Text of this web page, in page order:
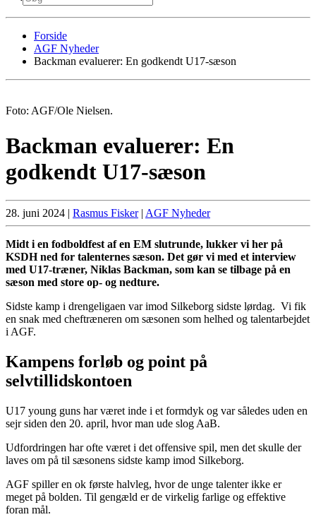
Forside
AGF Nyheder
Backman evaluerer: En godkendt U17-sæson
Foto: AGF/Ole Nielsen.
Backman evaluerer: En
godkendt U17-sæson
28. juni 2024 | Rasmus Fisker| AGF Nyheder
Midt i en fodboldfest af en EM slutrunde, lukker vi her på
KSDH ned for talenternes sæson. Det gør vi med et interview
med U17-træner, Niklas Backman, som kan se tilbage på en
sæson med store op- og nedture.
Sidste kamp i drengeligaen var imod Silkeborg sidste lørdag. Vi fik
en snak med cheftræneren om sæsonen som helhed og talentarbejdet
i AGF.
Kampens forløb og point på
selvtillidskontoen
U17 young guns har været inde i et formdyk og var således uden en
sejr siden den 20. april, hvor man ude slog AaB.
Udfordringen har ofte været i det offensive spil, men det skulle der
laves om på til sæsonens sidste kamp imod Silkeborg.
AGF spiller en ok første halvleg, hvor de unge talenter ikke er
meget på bolden. Til gengæld er de virkelig farlige og effektive
foran mål.